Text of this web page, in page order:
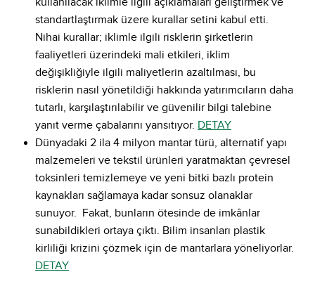
standartlaştırmak üzere kurallar setini kabul etti.
Nihai kurallar; iklimle ilgili risklerin şirketlerin
faaliyetleri üzerindeki mali etkileri, iklim
değişikliğiyle ilgili maliyetlerin azaltılması, bu
risklerin nasıl yönetildiği hakkında yatırımcıların daha
tutarlı, karşılaştırılabilir ve güvenilir bilgi talebine
yanıt verme çabalarını yansıtıyor. DETAY
Dünyadaki 2 ila 4 milyon mantar türü, alternatif yapı
malzemeleri ve tekstil ürünleri yaratmaktan çevresel
toksinleri temizlemeye ve yeni bitki bazlı protein
kaynakları sağlamaya kadar sonsuz olanaklar
sunuyor. Fakat, bunların ötesinde de imkânlar
sunabildikleri ortaya çıktı. Bilim insanları plastik
kirliliği krizini çözmek için de mantarlara yöneliyorlar.
DETAY